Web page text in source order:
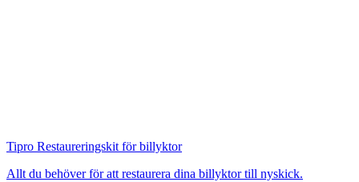
Tipro Restaureringskit för billyktor
Allt du behöver för att restaurera dina billyktor till nyskick.